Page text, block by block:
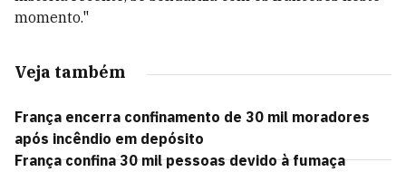
momento."
Veja também
França encerra confinamento de 30 mil moradores
após incêndio em depósito
França confina 30 mil pessoas devido à fumaça